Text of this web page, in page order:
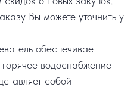
Вы можете уточнить у
обеспечивает
водоснабжение
собой